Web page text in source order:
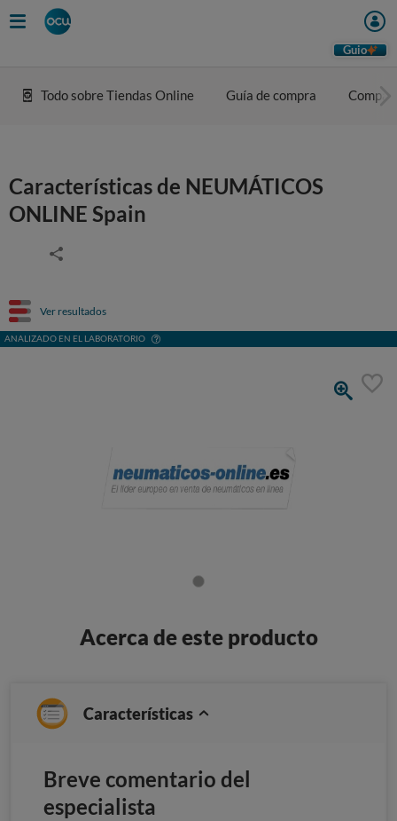
Guio
Todo sobre Tiendas Online Guía de compra
Características de NEUMÁTICOS
ONLINE Spain
Ver resultados
ANALIZADO EN EL LABORATORIO
Acerca de este producto
Características
Breve comentario del
especialista